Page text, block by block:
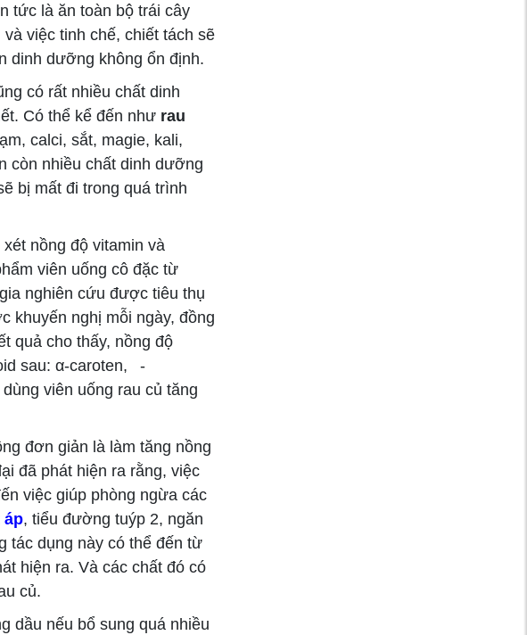
tức là ăn toàn bộ trái cây
việc tinh chế, chiết tách sẽ
dinh dưỡng không ổn định.
có rất nhiều chất dinh
Có thể kể đến như rau
calci, sắt, magie, kali,
còn nhiều chất dinh dưỡng
bị mất đi trong quá trình
nồng độ vitamin và
viên uống cô đặc từ
nghiên cứu được tiêu thụ
khuyến nghị mỗi ngày, đồng
quả cho thấy, nồng độ
sau: α-caroten,
-
viên uống rau củ tăng
đơn giản là làm tăng nồng
đã phát hiện ra rằng, việc
việc giúp phòng ngừa các
áp, tiểu đường tuýp 2, ngăn
tác dụng này có thể đến từ
hiện ra. Và các chất đó có
củ.
dầu nếu bổ sung quá nhiều